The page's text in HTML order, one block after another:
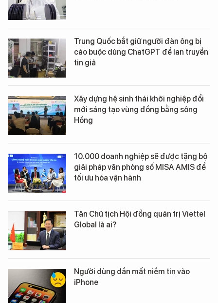
Trung Quốc bắt giữ người đàn ông bị
cáo buộc dùng ChatGPT để lan truyền
tin giả
Xây dựng hệ sinh thái khởi nghiệp đổi
mới sáng tạo vùng đồng bằng sông
Hồng
10.000 doanh nghiệp sẽ được tặng bộ
giải pháp văn phòng số MISA AMIS để
tối ưu hóa vận hành
Tân Chủ tịch Hội đồng quản trị Viettel
Global là ai?
Người dùng dần mất niềm tin vào
iPhone